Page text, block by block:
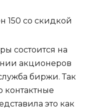
150 со скидкой
состоится на
акционеров
биржи. Так
контактные
это как